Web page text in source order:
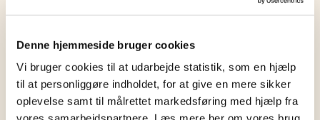
Denne hjemmeside bruger cookies
Vi bruger cookies til at udarbejde statistik, som en hjælp
til at personliggøre indholdet, for at give en mere sikker
oplevelse samt til målrettet markedsføring med hjælp fra
forudsigelighed utroligt vigtigt. Når de voksne er
enige om fælles rutiner og en ensartet tilgang til
opdragelse, skaber det en følelse af stabilitet og